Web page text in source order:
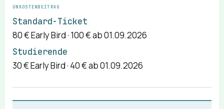
UNKOSTENBEITRAG
Standard-Ticket
80 € Early Bird · 100 € ab 01.09.2026
Studierende
30 € Early Bird · 40 € ab 01.09.2026